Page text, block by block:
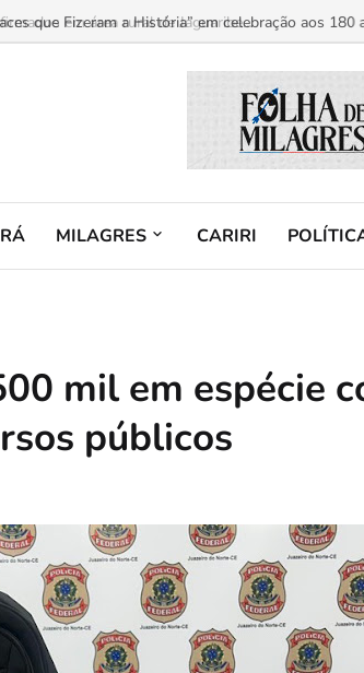
que Fizeram a História” em celebração aos 180
MILAGRES CARIRI
mil em espécie
públicos